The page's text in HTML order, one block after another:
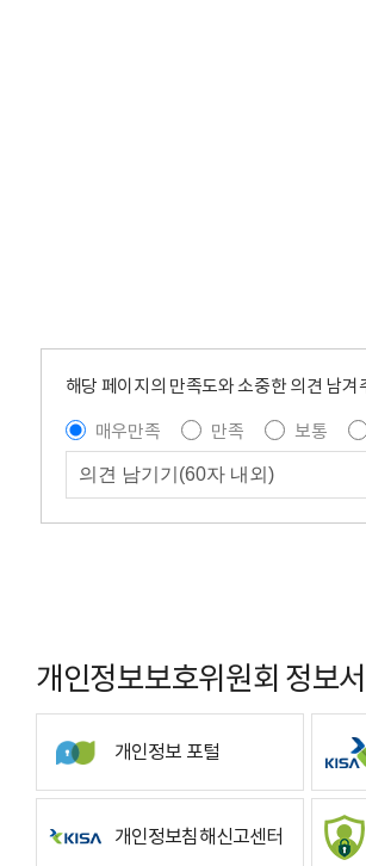
해당 페이지의 만족도와 소중한 의견 남겨
매우만족
만족 보통
개인정보보호위원회 정보
개인정보 포털
개인정보침해신고센터